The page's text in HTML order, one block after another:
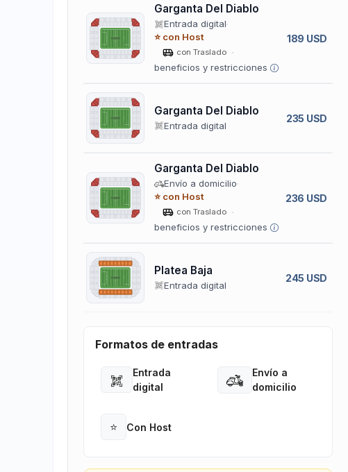
Garganta Del Diablo
Entrada digital
⭐ con Host
con Traslado
beneficios y restricciones
189 USD
Garganta Del Diablo
Entrada digital
235 USD
Garganta Del Diablo
Envío a domicilio
⭐ con Host
con Traslado
beneficios y restricciones
236 USD
Platea Baja
Entrada digital
245 USD
Formatos de entradas
Entrada
digital
Open
Envío a
domicilio
Open
⭐ Con Host
Open